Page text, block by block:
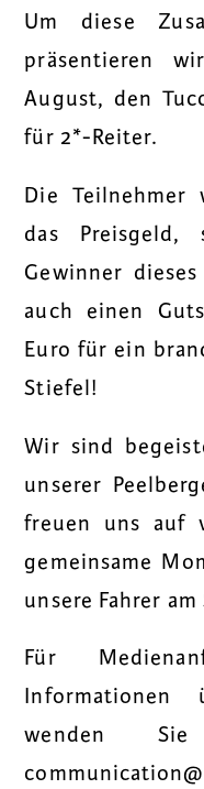
Um diese
präsentieren
August, den
für 2*-Reiter.
Die
das Preisgeld,
Gewinner
auch einen
Euro für ein
Stiefel!
Wir sind
unserer
freuen uns auf
gemeinsame
unsere Fahrer am
Für
Informationen
wenden